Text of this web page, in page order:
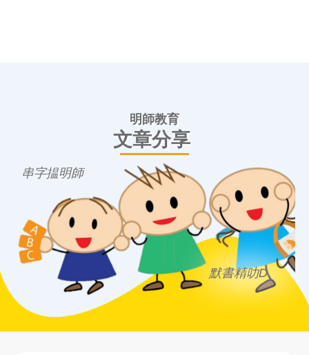
明師教育
文章分享
串字揾明師
默書精叻D